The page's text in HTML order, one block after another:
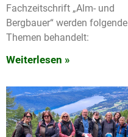
Fachzeitschrift „Alm- und
Bergbauer“ werden folgende
Themen behandelt:
Weiterlesen »